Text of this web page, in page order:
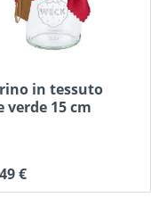
in tessuto
verde 15 cm
€